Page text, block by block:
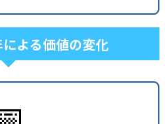
よる価値の変化